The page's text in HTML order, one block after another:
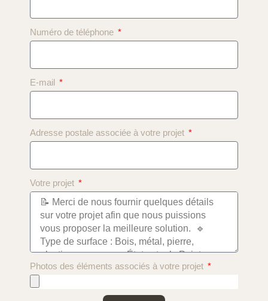
Numéro de téléphone
E-mail
Adresse postale associée à votre projet
Votre projet
Photos des éléments associés à votre projet